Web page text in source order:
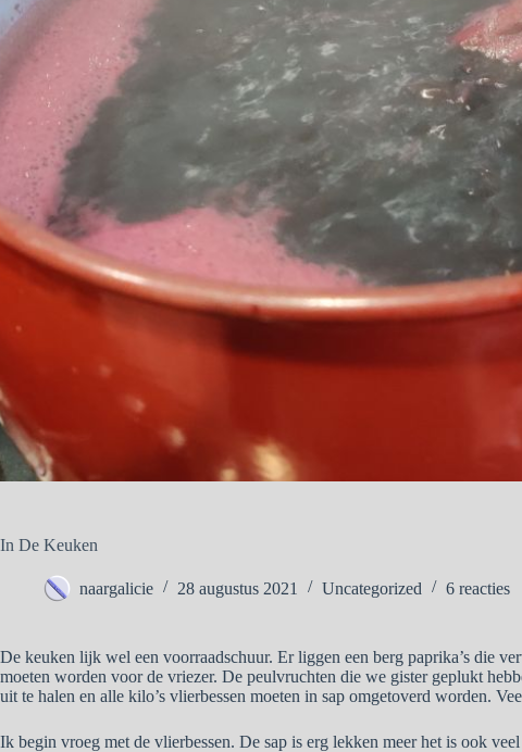
In De Keuken
naargalicie 28 augustus 2021 Uncategorized 6 reacties
De keuken lijk wel een voorraadschuur. Er liggen een berg paprika’s die
moeten worden voor de vriezer. De peulvruchten die we gister geplukt
uit te halen en alle kilo’s vlierbessen moeten in sap omgetoverd worden.
Ik begin vroeg met de vlierbessen. De sap is erg lekken meer het is ook